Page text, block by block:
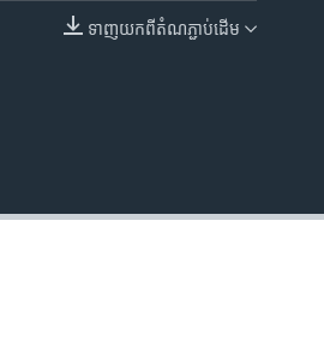
EMBED
ទាញ​យក​ពី​តំណភ្ជាប់​ដើម